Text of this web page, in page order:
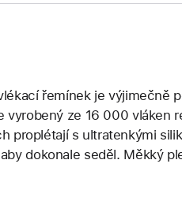
řemínek je výjimečně
vyrobený ze 16 000 vláken
proplétají s ultratenkými
dokonale seděl. Měkký